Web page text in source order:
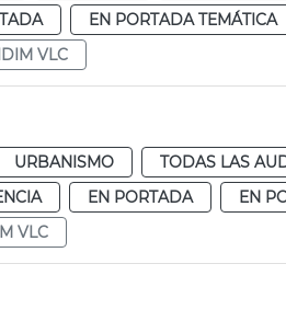
EN PORTADA TEMÁTICA
VLC
URBANISMO
TODAS LAS
EN PORTADA
EN
VLC